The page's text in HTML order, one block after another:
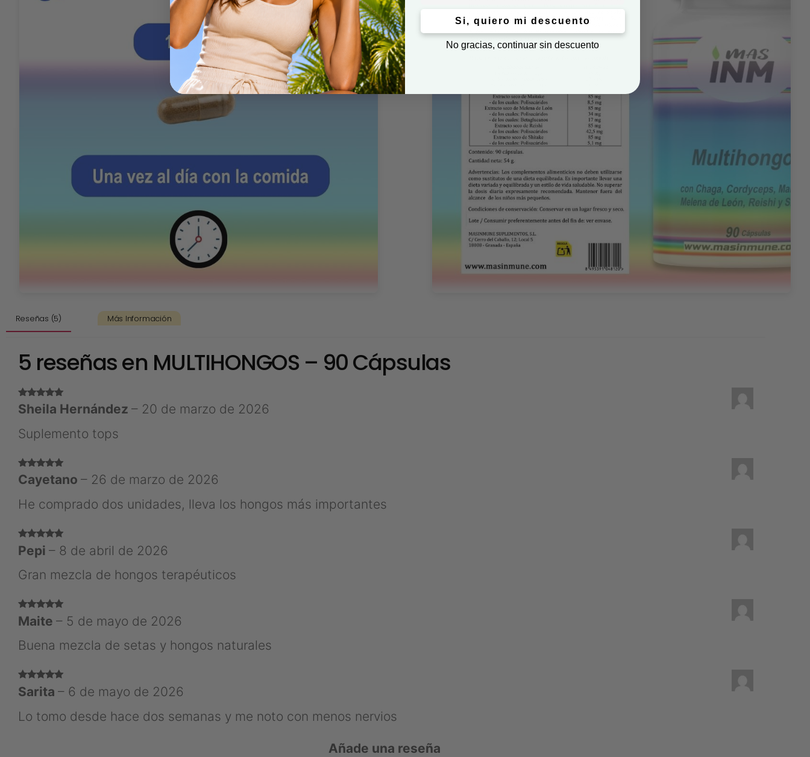
Reseñas (5) Más Información
5 reseñas en MULTIHONGOS – 90 Cápsulas
Valorado
con5de 5
Sheila Hernández – 20 de marzo de 2026
Suplemento tops
Valorado
con 5 de 5
Cayetano – 26 de marzo de 2026
He comprado dos unidades, lleva los hongos más importantes
Valorado
con 5de 5
Pepi – 8 de abril de 2026
Gran mezcla de hongos terapéuticos
Valorado
con5 de 5
Maite – 5 de mayo de 2026
Buena mezcla de setas y hongos naturales
Valorado
con5de 5
Sarita – 6 de mayo de 2026
Lo tomo desde hace dos semanas y me noto con menos nervios
Añade una reseña
Si, quiero mi descuento
No gracias, continuar sin descuento